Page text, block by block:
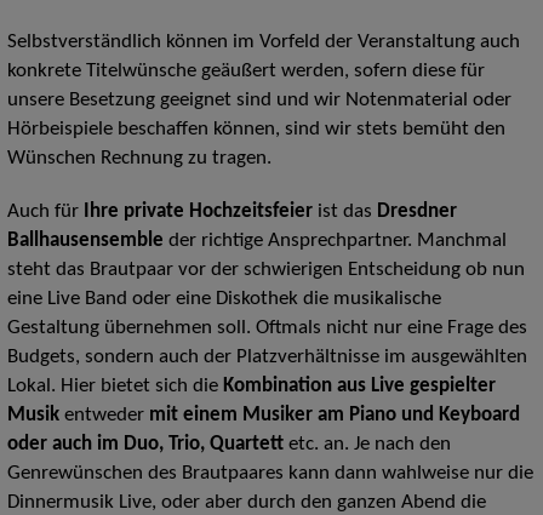
Selbstverständlich können im Vorfeld der Veranstaltung auch
konkrete Titelwünsche geäußert werden, sofern diese für
unsere Besetzung geeignet sind und wir Notenmaterial oder
Hörbeispiele beschaffen können, sind wir stets bemüht den
Wünschen Rechnung zu tragen.
Auch für Ihre private Hochzeitsfeier ist das Dresdner
Ballhausensemble der richtige Ansprechpartner. Manchmal
steht das Brautpaar vor der schwierigen Entscheidung ob nun
eine Live Band oder eine Diskothek die musikalische
Gestaltung übernehmen soll. Oftmals nicht nur eine Frage des
Budgets, sondern auch der Platzverhältnisse im ausgewählten
Lokal. Hier bietet sich die Kombination aus Live gespielter
Musikentweder mit einem Musiker am Piano und Keyboard
oder auch im Duo, Trio, Quartett etc. an. Je nach den
Genrewünschen des Brautpaares kann dann wahlweise nur die
Dinnermusik Live, oder aber durch den ganzen Abend die